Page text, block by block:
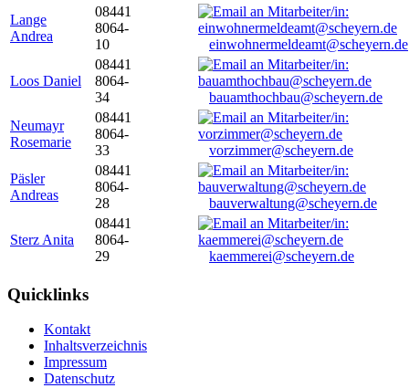
Lange
Andrea
08441
8064-
10
einwohnermeldeamt@scheyern.de
Loos Daniel
08441
8064-
34
bauamthochbau@scheyern.de
Neumayr
Rosemarie
08441
8064-
33
vorzimmer@scheyern.de
Päsler
Andreas
08441
8064-
28
bauverwaltung@scheyern.de
Sterz Anita
08441
8064-
29
kaemmerei@scheyern.de
Quicklinks
Kontakt
Inhaltsverzeichnis
Impressum
Datenschutz